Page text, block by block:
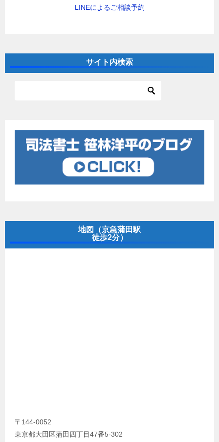
LINEによるご相談予約
サイト内検索
地図（京急蒲田駅
徒歩2分）
〒144-0052
東京都大田区蒲田四丁目47番5-302